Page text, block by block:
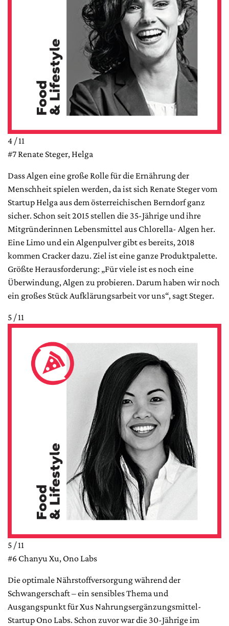
4 / 11
#7 Renate Steger, Helga
Dass Algen eine große Rolle für die Ernährung der
Menschheit spielen werden, da ist sich Renate Steger vom
Startup Helga aus dem österreichischen Berndorf ganz
sicher. Schon seit 2015 stellen die 35-Jährige und ihre
Mitgründerinnen Lebensmittel aus Chlorella- Algen her.
Eine Limo und ein Algenpulver gibt es bereits, 2018
kommen Cracker dazu. Ziel ist eine ganze Produktpalette.
Größte Herausforderung: „Für viele ist es noch eine
Überwindung, Algen zu probieren. Darum haben wir noch
ein großes Stück Aufklärungsarbeit vor uns“, sagt Steger.
5 / 11
5 / 11
#6 Chanyu Xu, Ono Labs
Die optimale Nährstoffversorgung während der
Schwangerschaft – ein sensibles Thema und
Ausgangspunkt für Xus Nahrungsergänzungsmittel-
Startup Ono Labs. Schon zuvor war die 30-Jährige im